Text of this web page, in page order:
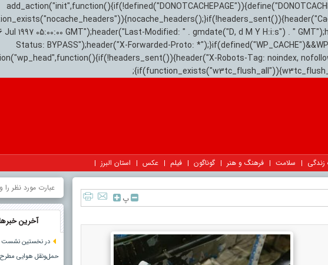
1997 05:00:00 GMT");header("Last-Modified: " . gmdate("D, d M Y H:i:s") . "
Status: BYPASS");header("X-Forwarded-Proto:
Robots-Tag: noindex,
سلامت فرهنگ و هنر گوناگون فیلم عکس استان البرز
پ
آخرین
در نخستین نشست
حمل‌ونقل هوایی مطرح